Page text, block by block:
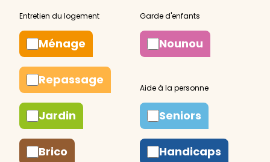
Ménage
Repassage
Jardin
Brico
Nounou
Seniors
Handicaps